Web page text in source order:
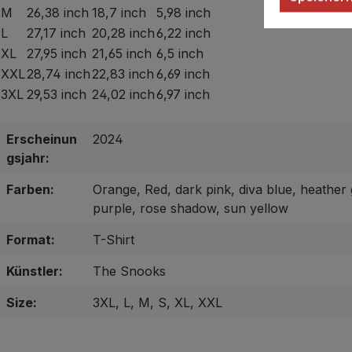
M
26,38 inch 18,7 inch
5,98 inch
L
27,17 inch 20,28 inch6,22 inch
XL
27,95 inch 21,65 inch 6,5 inch
XXL 28,74 inch 22,83 inch 6,69 inch
3XL 29,53 inch 24,02 inch6,97 inch
Erscheinun
gsjahr:
2024
Farben:
Orange, Red, dark pink, diva blue,
purple, rose shadow, sun yellow
Format:
T-Shirt
Künstler:
The Snooks
Size:
3XL, L, M, S, XL, XXL